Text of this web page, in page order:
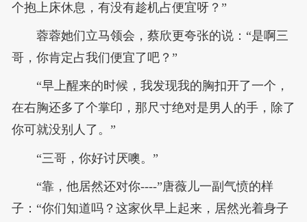
个抱上床休息，有没有趁机占便宜呀？”
蓉蓉她们立马领会，蔡欣更夸张的说：“是啊三
哥，你肯定占我们便宜了吧？”
“早上醒来的时候，我发现我的胸扣开了一个，
在右胸还多了个掌印，那尺寸绝对是男人的手，除了
你可就没别人了。”
“三哥，你好讨厌噢。”
“靠，他居然还对你----”唐薇儿一副气愤的样
子：“你们知道吗？这家伙早上起来，居然光着身子